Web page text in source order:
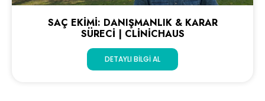
SAÇ EKIMI: DANIŞMANLIK & KARAR
SÜRECI | CLINICHAUS
DETAYLI BILGI AL